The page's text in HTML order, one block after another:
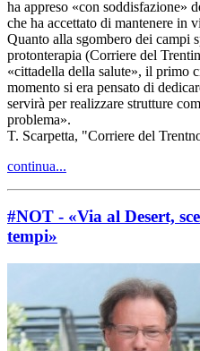
ha appreso «con soddisfazione»
che ha accettato di mantenere in
Quanto alla sgombero dei campi
protonterapia (Corriere del
«cittadella della salute», il primo
momento si era pensato di
servirà per realizzare strutture
problema».
T. Scarpetta, "Corriere del
continua...
#NOT - «Via al Desert,
tempi»